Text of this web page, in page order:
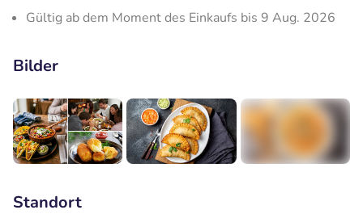
Gültig ab dem Moment des Einkaufs bis 9 Aug. 2026
Bilder
Standort